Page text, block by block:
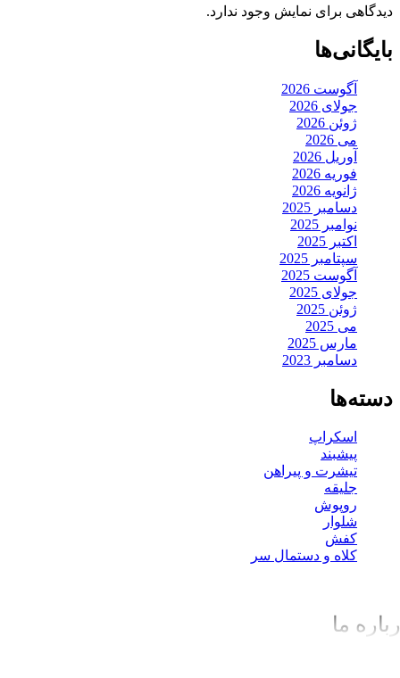
دیدگاهی برای نمایش وجود ندارد.
بایگانی‌ها
آگوست 2026
جولای 2026
ژوئن 2026
می 2026
آوریل 2026
فوریه 2026
ژانویه 2026
دسامبر 2025
نوامبر 2025
اکتبر 2025
سپتامبر 2025
آگوست 2025
جولای 2025
ژوئن 2025
می 2025
مارس 2025
دسامبر 2023
دسته‌ها
اسکراپ
پیشبند
تیشرت و پیراهن
جلیقه
روپوش
شلوار
کفش
کلاه و دستمال سر
ما